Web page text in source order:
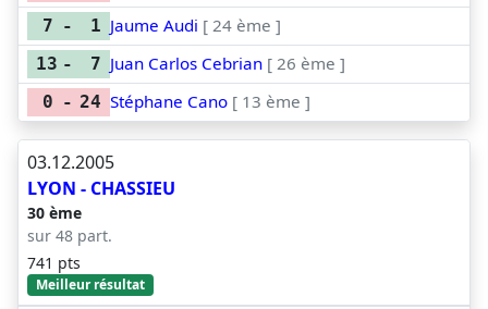
7 - 1 Jaume Audi [ 24 ème ]
13 - 7 Juan Carlos Cebrian [ 26 ème ]
0 - 24 Stéphane Cano [ 13 ème ]
03.12.2005
LYON - CHASSIEU
30 ème
sur 48 part.
741 pts
Meilleur résultat